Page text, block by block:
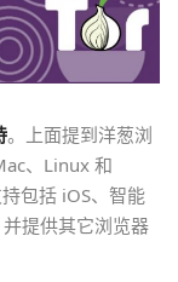
。上面提到洋葱浏
、Linux 和
包括 iOS、智能
提供其它浏览器